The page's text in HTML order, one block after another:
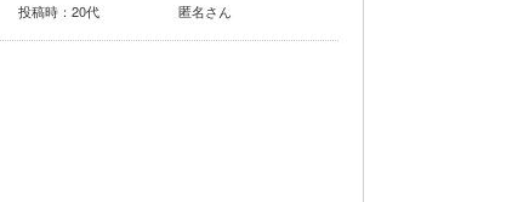
匿名さん
投稿時：20代